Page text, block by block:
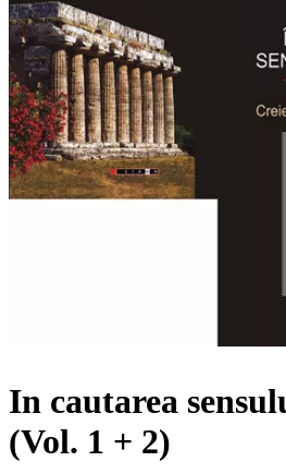
In cautarea
(Vol. 1 + 2)